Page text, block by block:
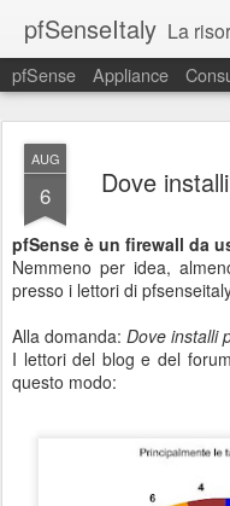
pfSenseItaly La
pfSense Appliance
AUG
6 Dove
pfSense è un firewall da
Nemmeno per idea,
presso i lettori di
Alla domanda: Dove installi
I lettori del blog e del
questo modo: